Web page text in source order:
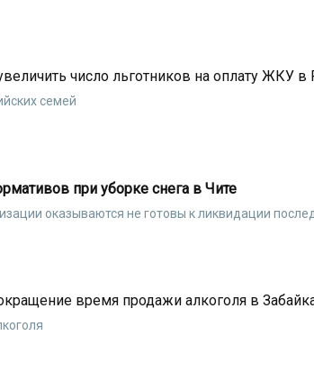
число льготников на оплату ЖКУ в
семей
при уборке снега в Чите
оказываются не готовы к ликвидации
время продажи алкоголя в